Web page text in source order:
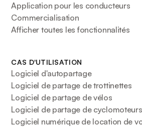
Application pour les conducteurs
Commercialisation
Afficher toutes les fonctionnalités
CAS D'UTILISATION
Logiciel d'autopartage
Logiciel de partage de trottinettes
Logiciel de partage de vélos
Logiciel de partage de cyclomoteurs
Logiciel numérique de location de